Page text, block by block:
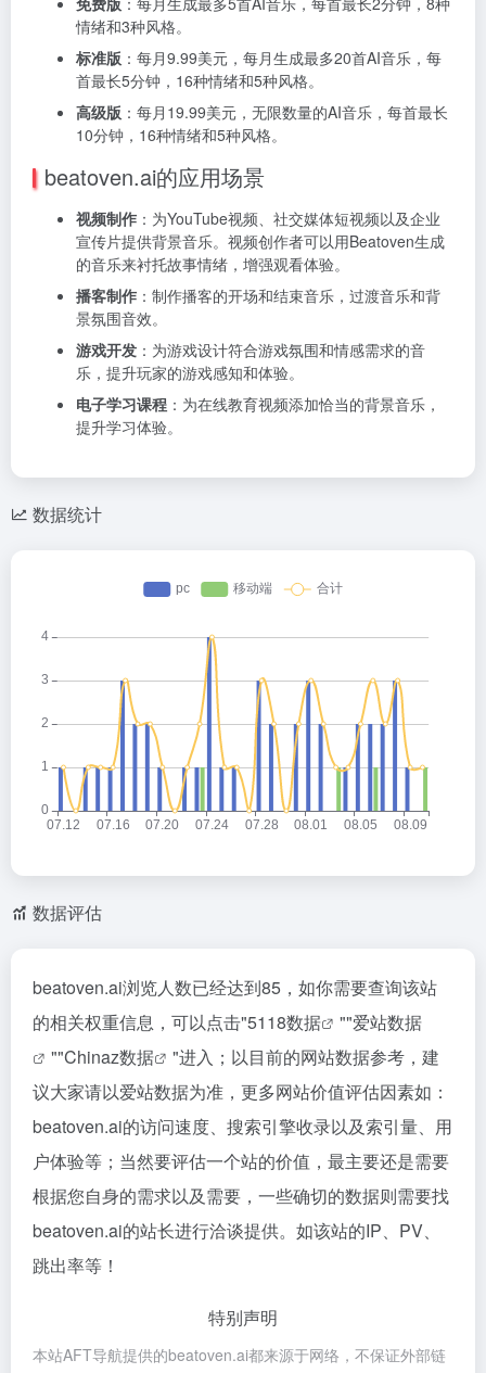
情绪和3种风格。
标准版 ：每月9.99美元，每月生成最多20首AI音乐，每
首最长5分钟，16种情绪和5种风格。
高级版 ：每月19.99美元，无限数量的AI音乐，每首最长
10分钟，16种情绪和5种风格。
beatoven.ai的应用场景
视频制作 ： 为YouTube视频、社交媒体短视频以及企业
宣传片提供背景音乐。 视频创作者可以用Beatoven生成
的音乐来衬托故事情绪，增强观看体验。
播客制作 ： 制作播客的开场和结束音乐，过渡音乐和背
景氛围音效。
游戏开发 ： 为游戏设计符合游戏氛围和情感需求的音
乐，提升玩家的游戏感知和体验。
电子学习课程 ： 为在线教育视频添加恰当的背景音乐，
提升学习体验。
数据统计
数据评估
beatoven.ai浏览人数已经达到85，如你需要查询该站
的相关权重信息，可以点击"5118数据 ""爱站数据
""Chinaz数据
"进入；以目前的网站数据参考，建
议大家请以爱站数据为准，更多网站价值评估因素如：
beatoven.ai的访问速度、搜索引擎收录以及索引量、用
户体验等；当然要评估一个站的价值，最主要还是需要
根据您自身的需求以及需要，一些确切的数据则需要找
beatoven.ai的站长进行洽谈提供。如该站的IP、PV、
跳出率等！
特别声明
本站AFT导航提供的beatoven.ai都来源于网络，不保证外部链